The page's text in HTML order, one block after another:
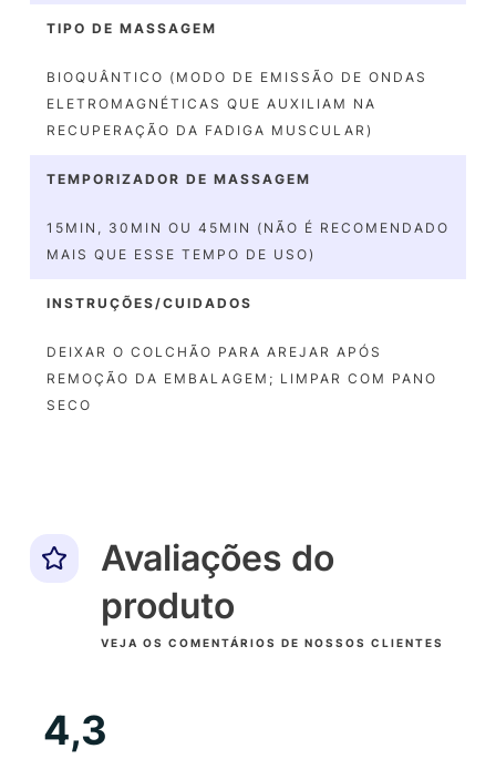
TIPO DE MASSAGEM
BIOQUÂNTICO (MODO DE EMISSÃO DE ONDAS
ELETROMAGNÉTICAS QUE AUXILIAM NA
RECUPERAÇÃO DA FADIGA MUSCULAR)
TEMPORIZADOR DE MASSAGEM
15MIN, 30MIN OU 45MIN (NÃO É RECOMENDADO
MAIS QUE ESSE TEMPO DE USO)
INSTRUÇÕES/CUIDADOS
DEIXAR O COLCHÃO PARA AREJAR APÓS
REMOÇÃO DA EMBALAGEM; LIMPAR COM PANO
SECO
Avaliações do
produto
VEJA OS COMENTÁRIOS DE NOSSOS CLIENTES
4,3